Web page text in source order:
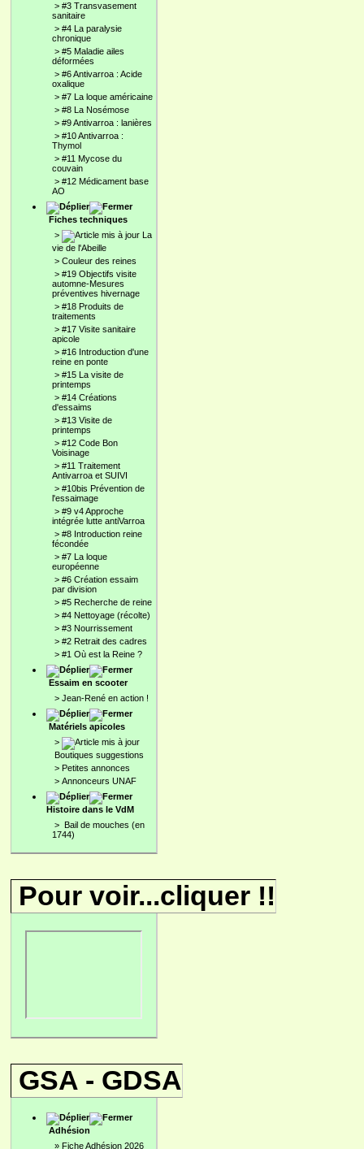
> #3 Transvasement
sanitaire
> #4 La paralysie
chronique
> #5 Maladie ailes
déformées
> #6 Antivarroa : Acide
oxalique
> #7 La loque américaine
> #8 La Nosémose
> #9 Antivarroa : lanières
> #10 Antivarroa :
Thymol
> #11 Mycose du
couvain
> #12 Médicament base
AO
Fiches techniques
>
La
vie de l'Abeille
> Couleur des reines
> #19 Objectifs visite
automne-Mesures
préventives hivernage
> #18 Produits de
traitements
> #17 Visite sanitaire
apicole
> #16 Introduction d'une
reine en ponte
> #15 La visite de
printemps
> #14 Créations
d'essaims
> #13 Visite de
printemps
> #12 Code Bon
Voisinage
> #11 Traitement
Antivarroa et SUIVI
> #10bis Prévention de
l'essaimage
> #9 v4 Approche
intégrée lutte antiVarroa
> #8 Introduction reine
fécondée
> #7 La loque
européenne
> #6 Création essaim
par division
> #5 Recherche de reine
> #4 Nettoyage (récolte)
> #3 Nourrissement
> #2 Retrait des cadres
> #1 Où est la Reine ?
Essaim en scooter
> Jean-René en action !
Matériels apicoles
>
Boutiques suggestions
> Petites annonces
> Annonceurs UNAF
Histoire dans le VdM
> Bail de mouches (en
1744)
Pour voir...cliquer !!
GSA - GDSA
Adhésion
» Fiche Adhésion 2026